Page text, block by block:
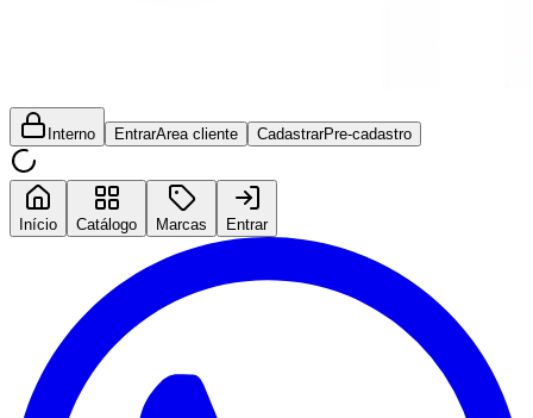
Interno EntrarArea cliente CadastrarPre-cadastro
Início Catálogo Marcas Entrar